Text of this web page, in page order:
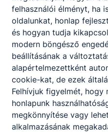
Európai
Európai fenntarthatósági
Bővebben a projektről
Csatolt fájlok
Fennt.2025.docx
felhasználói élményt, ha
oldalunkat, honlap
és hogyan tudja
modern böngésző
beállításának a
alapértelmezettként
cookie-kat, de ezek
Felhívjuk figyelmét, hogy
honlapunk
megkönnyítése vagy
alkalmazásának